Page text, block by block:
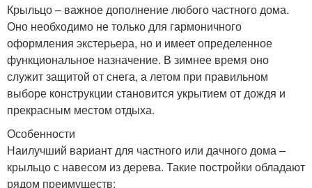
Крыльцо – важное дополнение любого частного дома.
Оно необходимо не только для гармоничного
оформления экстерьера, но и имеет определенное
функциональное назначение. В зимнее время оно
служит защитой от снега, а летом при правильном
выборе конструкции становится укрытием от дождя и
прекрасным местом отдыха.
Особенности
Наилучший вариант для частного или дачного дома –
крыльцо с навесом из дерева. Такие постройки обладают
рядом преимуществ: